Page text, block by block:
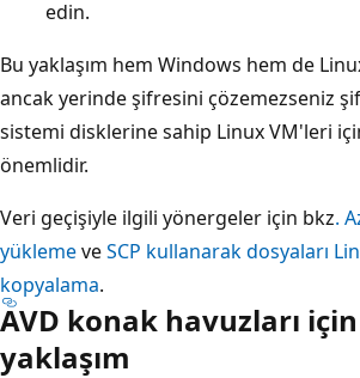
edin.
Bu yaklaşım hem Windows hem de
ancak yerinde şifresini çözemezseniz
sistemi disklerine sahip Linux VM'leri
önemlidir.
Veri geçişiyle ilgili yönergeler için bkz.
yüklemeveSCP kullanarak dosyaları
kopyalama.
AVD konak havuzları
yaklaşım